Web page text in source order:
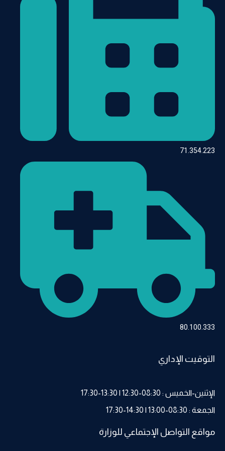
71.354.223
80.100.333
التوقيت الإداري
الإثنين-الخميس : 08:30-12:30 | 13:30-17:30
الجمعة : 08:30-13:00 | 14:30-17:30
مواقع التواصل الإجتماعي للوزارة